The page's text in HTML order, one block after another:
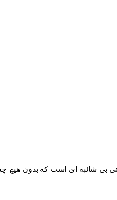
بی شائبه ای است که بدون هیچ